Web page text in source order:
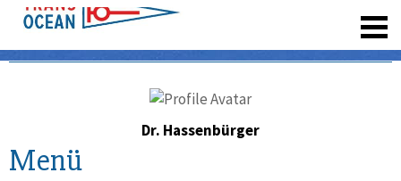
Dr. Hassenbürger
Menü